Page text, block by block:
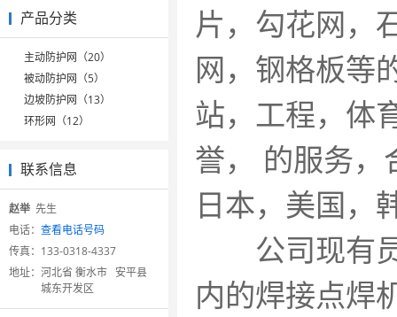
产品分类
主动防护网（20）
被动防护网（5）
边坡防护网（13）
环形网（12）
联系信息
赵举 先生
电话： 查看电话号码
传真： 133-0318-4337
地址： 河北省 衡水市 安平县
城东开发区
片，勾花网，
网，钢格板等
站，工程，体
誉， 的服务，
日本，美国
公司现有员
内的焊接点焊